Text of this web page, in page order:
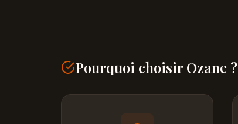
Pourquoi choisir Ozane ?